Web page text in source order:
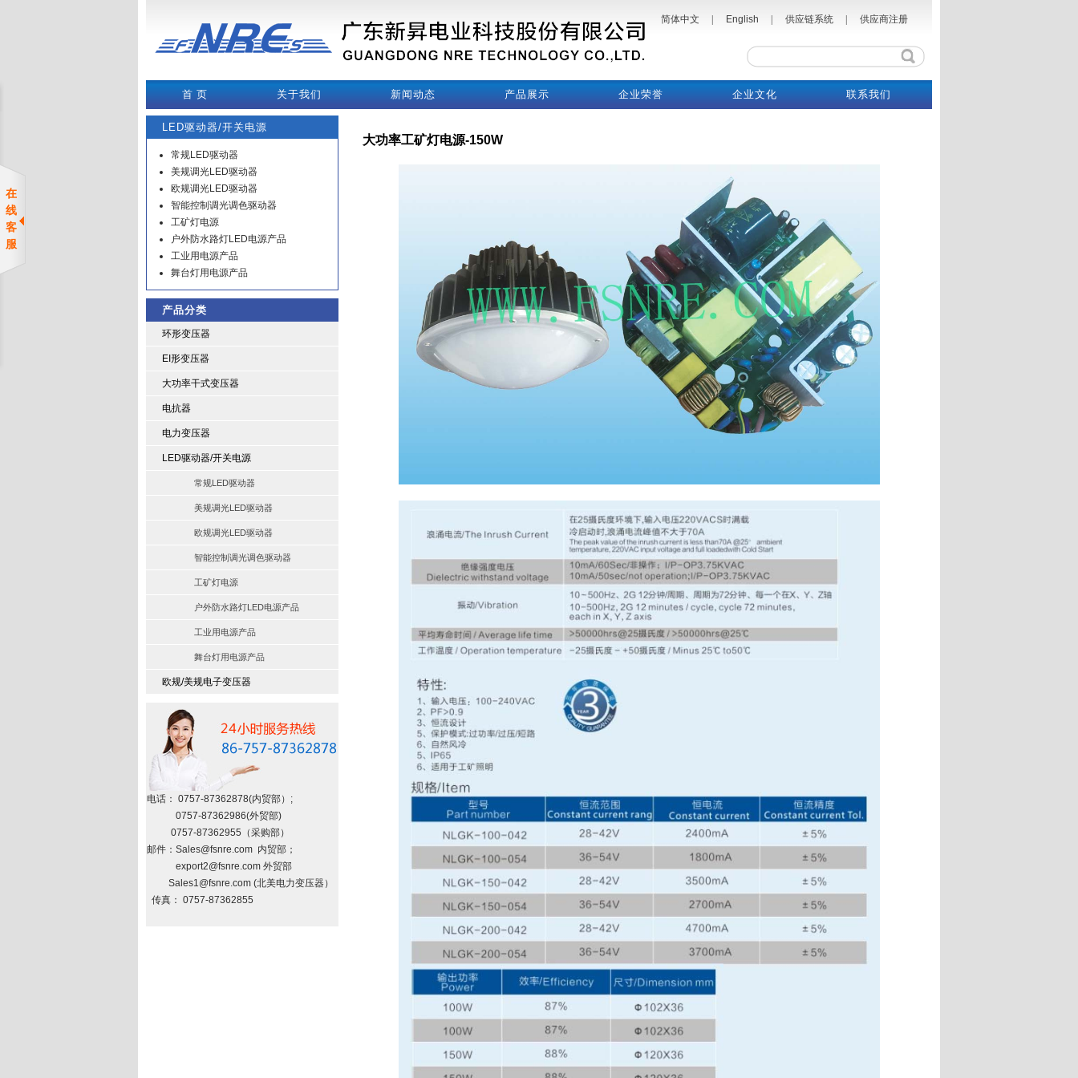
简体中文 English 供应链系统 供应商注册
首 页 关于我们 新闻动态 产品展示 企业荣誉 企业文化 联系我们
LED驱动器/开关电源
常规LED驱动器
美规调光LED驱动器
欧规调光LED驱动器
智能控制调光调色驱动器
工矿灯电源
户外防水路灯LED电源产品
工业用电源产品
舞台灯用电源产品
产品分类
环形变压器
EI形变压器
大功率干式变压器
电抗器
电力变压器
LED驱动器/开关电源
常规LED驱动器
美规调光LED驱动器
欧规调光LED驱动器
智能控制调光调色驱动器
工矿灯电源
户外防水路灯LED电源产品
工业用电源产品
舞台灯用电源产品
欧规/美规电子变压器
电话： 0757-87362878(内贸部）;
0757-87362986(外贸部)
0757-87362955（采购部）
邮件： Sales@fsnre.com 内贸部；
export2@fsnre.com 外贸部
Sales1@fsnre.com (北美电力变压器）
传真： 0757-87362855
大功率工矿灯电源-150W
在
线
客
服